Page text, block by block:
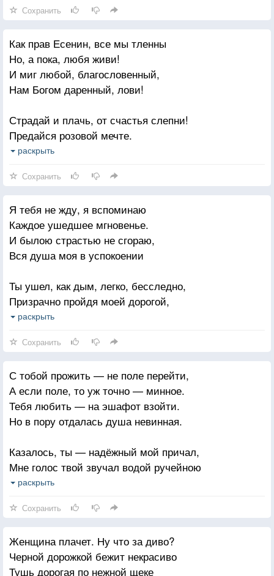
От нетерпения видеть вас,
Когда минута часом длилась,
Когда был долог каждый час
Без вас.Всё было нестерпимо
Теперь всё мимо, мимо, мимо
Воспоминания —
Не мечты.
Сохранить
Как прав Есенин, все мы тленны
Но, а пока, любя живи!
И миг любой, благословенный,
Нам Богом даренный, лови!
Страдай и плачь, от счастья слепни!
Предайся розовой мечте.
И если можешь, будь на гребне,
А у черты последней вспомни
Благие добрые дела.
И душу добрый свет наполнит,
Хоть тело и сгорит дотла.
раскрыть
Сохранить
Я тебя не жду, я вспоминаю
Каждое ушедшее мгновенье.
И былою страстью не сгораю,
Вся душа моя в успокоении
Ты ушел, как дым, легко, бесследно,
Призрачно пройдя моей дорогой,
Надо мною снова небо бледно,
Смыл весну осенний дождь тоскливый,
Застелил глаза твои туманом
Где же ты, влюбленный и счастливый!
Заменил любовь свою обманом
Выбрал ты дороженьку обратно.
Давит одиночество до жути
Видно, поняла тебя превратно
Только догонять тебя не стану,
Окликать молитвенно не буду,
Обойдусь очередным обманом,
Погрущу и, может быть, забуду.
раскрыть
Сохранить
С тобой прожить — не поле перейти,
А если поле, то уж точно — минное.
Тебя любить — на эшафот взойти.
Но в пору отдалась душа невинная.
Казалось, ты — надёжный мой причал,
Мне голос твой звучал водой ручейною
Рассвет той жизни много обещал,
Мне жизнь растила долго коготки,
На душу бы броню еще надёжную.
Бывают дни, живем с тобой в штыки,
раскрыть
Сохранить
Женщина плачет. Ну что за диво?
Черной дорожкой бежит некрасиво
Тушь дорогая по нежной щеке